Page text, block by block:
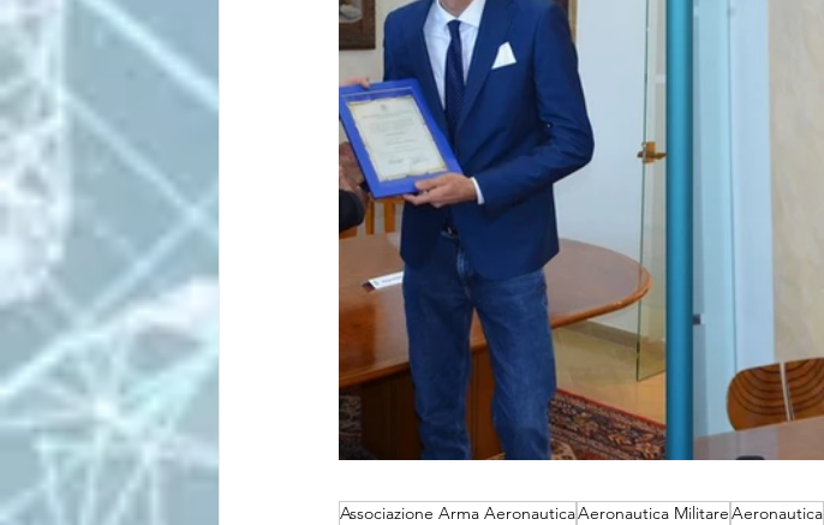
Associazione Arma AeronauticaAeronautica MilitareAeronautica